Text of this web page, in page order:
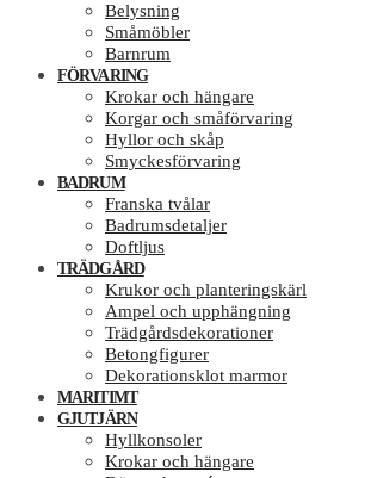
Belysning
Småmöbler
Barnrum
FÖRVARING
Krokar och hängare
Korgar och småförvaring
Hyllor och skåp
Smyckesförvaring
BADRUM
Franska tvålar
Badrumsdetaljer
Doftljus
TRÄDGÅRD
Krukor och planteringskärl
Ampel och upphängning
Trädgårdsdekorationer
Betongfigurer
Dekorationsklot marmor
MARITIMT
GJUTJÄRN
Hyllkonsoler
Krokar och hängare